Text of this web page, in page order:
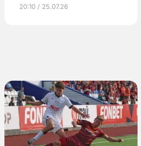
20:10 / 25.07.26